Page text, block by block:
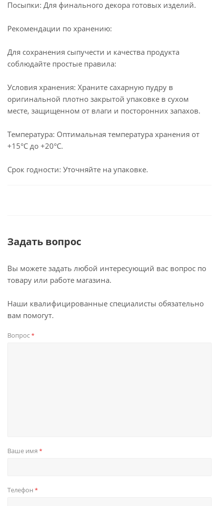
Посыпки: Для финального декора готовых изделий.
Рекомендации по хранению:
Для сохранения сыпучести и качества продукта
соблюдайте простые правила:
Условия хранения: Храните сахарную пудру в
оригинальной плотно закрытой упаковке в сухом
месте, защищенном от влаги и посторонних запахов.
Температура: Оптимальная температура хранения от
+15°C до +20°C.
Срок годности: Уточняйте на упаковке.
Задать вопрос
Вы можете задать любой интересующий вас вопрос по
товару или работе магазина.
Наши квалифицированные специалисты обязательно
вам помогут.
Вопрос*
Ваше имя *
Телефон *